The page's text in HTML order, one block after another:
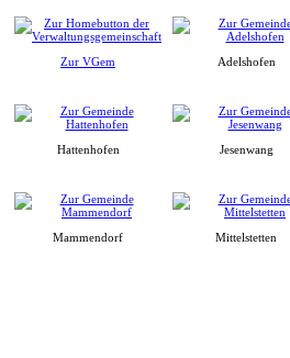
Zur VGem Adelshofen
Hattenhofen Jesenwang
Mammendorf Mittelstetten